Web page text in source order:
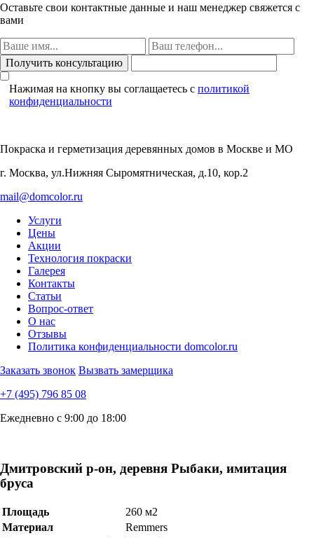
Оставьте свои контактные данные и наш менеджер свяжется с
вами
Нажимая на кнопку вы соглащаетесь с политикой
конфиденциальности
Покраска и герметизация деревянных домов в Москве и МО
г. Москва, ул.Нижняя Сыромятническая, д.10, кор.2
mail@domcolor.ru
Услуги
Цены
Акции
Технология покраски
Галерея
Контакты
Статьи
Вопрос-ответ
О нас
Отзывы
Политика конфиденциальности domcolor.ru
Заказать звонок Вызвать замерщика
+7 (495) 796 85 08
Ежедневно с 9:00 до 18:00
Дмитровский р-он, деревня Рыбаки, имитация
бруса
Площадь
260 м2
Материал
Remmers